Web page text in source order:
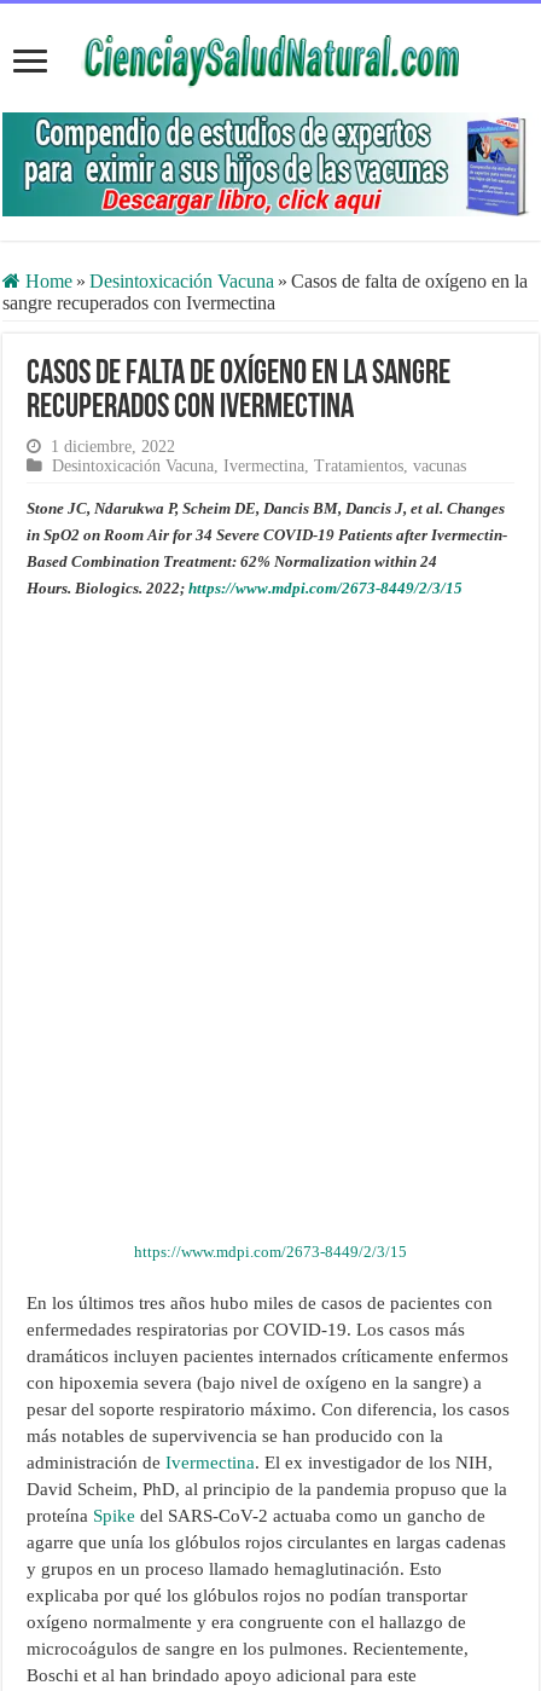
Home » Desintoxicación Vacuna » Casos de falta de oxígeno en la
sangre recuperados con Ivermectina
Casos de falta de oxígeno en la sangre
recuperados con Ivermectina
1 diciembre, 2022
Desintoxicación Vacuna ,Ivermectina ,Tratamientos ,vacunas
Stone JC, Ndarukwa P, Scheim DE, Dancis BM, Dancis J, et al. Changes
in SpO2 on Room Air for 34 Severe COVID-19 Patients after Ivermectin-
Based Combination Treatment: 62% Normalization within 24
Hours. Biologics. 2022;https://www.mdpi.com/2673-8449/2/3/15
https://www.mdpi.com/2673-8449/2/3/15
En los últimos tres años hubo miles de casos de pacientes con
enfermedades respiratorias por COVID-19. Los casos más
dramáticos incluyen pacientes internados críticamente enfermos
con hipoxemia severa (bajo nivel de oxígeno en la sangre) a
pesar del soporte respiratorio máximo. Con diferencia, los casos
más notables de supervivencia se han producido con la
administración deIvermectina. El ex investigador de los NIH,
David Scheim, PhD, al principio de la pandemia propuso que la
proteína Spike del SARS-CoV-2 actuaba como un gancho de
agarre que unía los glóbulos rojos circulantes en largas cadenas
y grupos en un proceso llamado hemaglutinación. Esto
explicaba por qué los glóbulos rojos no podían transportar
oxígeno normalmente y era congruente con el hallazgo de
microcoágulos de sangre en los pulmones. Recientemente,
Boschi et al han brindado apoyo adicional para este